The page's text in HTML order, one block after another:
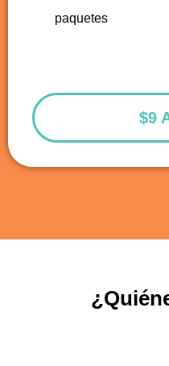
paquetes
$9